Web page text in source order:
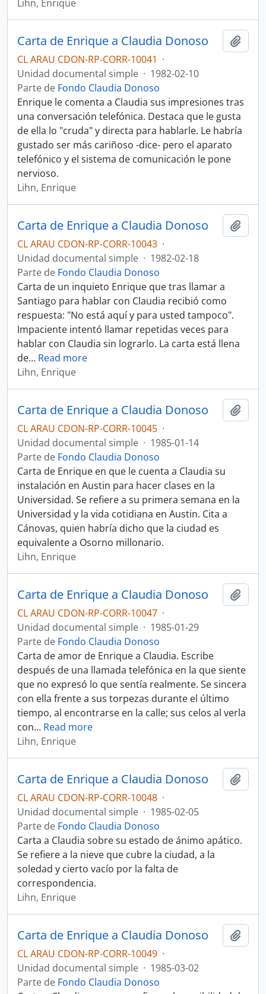
Lihn, Enrique
Carta de Enrique a Claudia Donoso
CL ARAU CDON-RP-CORR-10041 ·
Unidad documental simple · 1982-02-10
Parte de Fondo Claudia Donoso
Enrique le comenta a Claudia sus impresiones tras
una conversación telefónica. Destaca que le gusta
de ella lo "cruda" y directa para hablarle. Le habría
gustado ser más cariñoso -dice- pero el aparato
telefónico y el sistema de comunicación le pone
nervioso.
Lihn, Enrique
Carta de Enrique a Claudia Donoso
CL ARAU CDON-RP-CORR-10043 ·
Unidad documental simple · 1982-02-18
Parte de Fondo Claudia Donoso
Carta de un inquieto Enrique que tras llamar a
Santiago para hablar con Claudia recibió como
respuesta: "No está aquí y para usted tampoco".
Impaciente intentó llamar repetidas veces para
hablar con Claudia sin lograrlo. La carta está llena
de… Read more
Lihn, Enrique
Carta de Enrique a Claudia Donoso
CL ARAU CDON-RP-CORR-10045 ·
Unidad documental simple · 1985-01-14
Parte de Fondo Claudia Donoso
Carta de Enrique en que le cuenta a Claudia su
instalación en Austin para hacer clases en la
Universidad. Se refiere a su primera semana en la
Universidad y la vida cotidiana en Austin. Cita a
Cánovas, quien habría dicho que la ciudad es
equivalente a Osorno millonario.
Lihn, Enrique
Carta de Enrique a Claudia Donoso
CL ARAU CDON-RP-CORR-10047 ·
Unidad documental simple · 1985-01-29
Parte de Fondo Claudia Donoso
Carta de amor de Enrique a Claudia. Escribe
después de una llamada telefónica en la que siente
que no expresó lo que sentía realmente. Se sincera
con ella frente a sus torpezas durante el último
tiempo, al encontrarse en la calle; sus celos al verla
con… Read more
Lihn, Enrique
Carta de Enrique a Claudia Donoso
CL ARAU CDON-RP-CORR-10048 ·
Unidad documental simple · 1985-02-05
Parte de Fondo Claudia Donoso
Carta a Claudia sobre su estado de ánimo apático.
Se refiere a la nieve que cubre la ciudad, a la
soledad y cierto vacío por la falta de
correspondencia.
Lihn, Enrique
Carta de Enrique a Claudia Donoso
CL ARAU CDON-RP-CORR-10049 ·
Unidad documental simple · 1985-03-02
Parte de Fondo Claudia Donoso